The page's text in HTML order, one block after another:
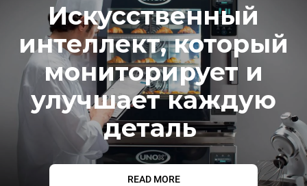
Искусственный
интеллект, который
мониторирует и
улучшает каждую
деталь
READ MORE